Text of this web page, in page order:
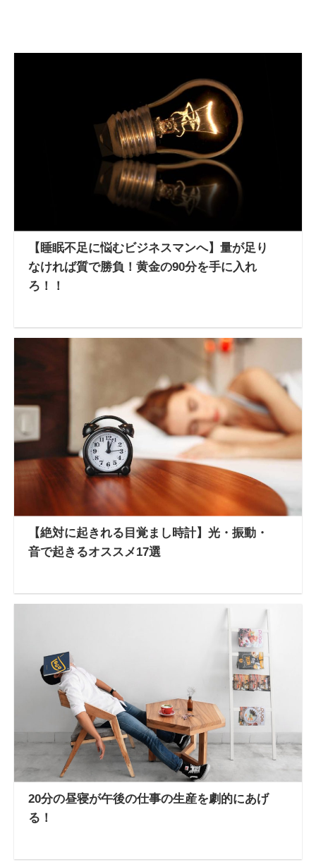
【睡眠不足に悩むビジネスマンへ】量が足り
なければ質で勝負！黄金の90分を手に入れ
ろ！！
【絶対に起きれる目覚まし時計】光・振動・
音で起きるオススメ17選
20分の昼寝が午後の仕事の生産を劇的にあげ
る！